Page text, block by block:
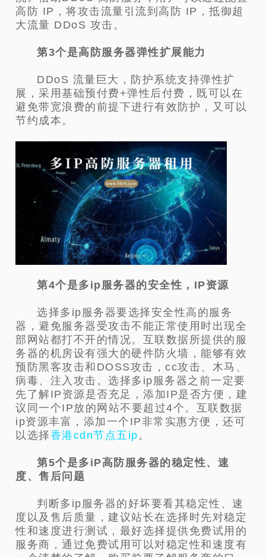
高防 IP，将攻击流量引流到高防 IP，抵御超
大流量 DDoS 攻击。
第3个是高防服务器弹性扩展能力
DDoS 流量巨大，防护系统支持弹性扩
展，采用基础预付费+弹性后付费，既可以在
避免带宽浪费的前提下进行有效防护，又可以
节约成本。
第4个是多ip服务器的安全性，IP资源
选择多ip服务器要选择安全性高的服务
器，避免服务器受攻击不能正常使用时出现全
部网站都打不开的情况。互联数据所提供的服
务器的机房设有强大的硬件防火墙，能够有效
预防黑客攻击和DOSS攻击，cc攻击、木马、
病毒、注入攻击。选择多ip服务器之前一定要
先了解IP资源是否充足，添加IP是否方便，建
议同一个IP放的网站不要超过4个。互联数据
ip资源丰富，添加一个IP非常实惠方便，还可
以选择香港cdn节点五ip 。
第5个是多iP高防服务器的稳定性、速
度、售后问题
判断多ip服务器的好坏要看其稳定性、速
度以及售后质量，建议站长在选择时先对稳定
性和速度进行测试，最好选择提供免费试用的
服务商，通过免费试用可以对稳定性和速度有